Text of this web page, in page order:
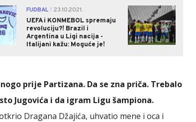
0 FUDBAL
23.10.2021.
UEFA i KONMEBOL spremaju
revoluciju?! Brazil i
Argentina u Ligi nacija -
Italijani kažu: Moguće je!
0
prije Partizana. Da se zna priča. Trebalo
Jugovića i da igram Ligu šampiona.
Dragana Džajića, uhvatio mene i oca i